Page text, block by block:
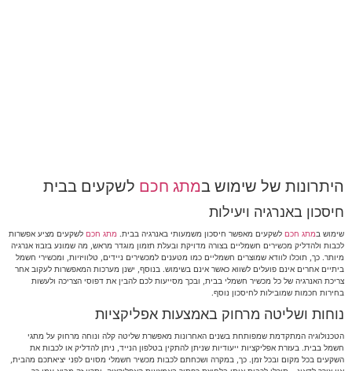
היתרונות של שימוש במתג חכם לשקעים בבית
חיסכון באנרגיה ויעילות
שימוש במתג חכם לשקעים מאפשר חיסכון משמעותי באנרגיה בבית. מתג חכם לשקעים מציע אפשרות
לכבות ולהדליק מכשירים חשמליים בצורה מדויקת ובעלת תזמון מוגדר מראש, מה שמונע בזבוז אנרגיה
מיותר. כך, תוכלו לוודא שמוצרים חשמליים כמו מטענים למכשירים ניידים, טלוויזיות, ומכשירי חשמל
ביתיים אחרים אינם פועלים לשווא כאשר אינם בשימוש. בנוסף, ישנן מערכות המאפשרות לעקוב אחר
צריכת האנרגיה של כל מכשיר חשמלי בבית, ובכך מסייעות לכם להבין את דפוסי הצריכה ולעשות
בחירות חכמות שמובילות לחיסכון נוסף.
נוחות ושליטה מרחוק באמצעות אפליקציות
הטכנולוגיה המתקדמת שמפותחת בשנים האחרונות מאפשרת שליטה קלה ונוחה מרחוק על מתגי
חשמל בבית. בעזרת אפליקציות ייעודיות שניתן להתקין בטלפון הנייד, ניתן להדליק או לכבות את
השקעים בכל מקום ובכל זמן. כך, במקרה ושכחתם לכבות מכשיר חשמלי מסוים לפני יציאתכם מהבית,